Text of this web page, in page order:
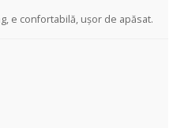
e confortabilă, ușor de apăsat.